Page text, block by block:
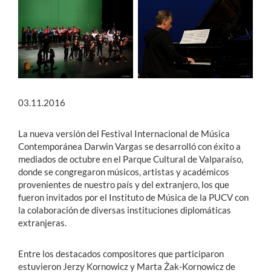
03.11.2016
La nueva versión del Festival Internacional de Música
Contemporánea Darwin Vargas se desarrolló con éxito a
mediados de octubre en el Parque Cultural de Valparaíso,
donde se congregaron músicos, artistas y académicos
provenientes de nuestro país y del extranjero, los que
fueron invitados por el Instituto de Música de la PUCV con
la colaboración de diversas instituciones diplomáticas
extranjeras.
Entre los destacados compositores que participaron
estuvieron Jerzy Kornowicz y Marta Żak-Kornowicz de